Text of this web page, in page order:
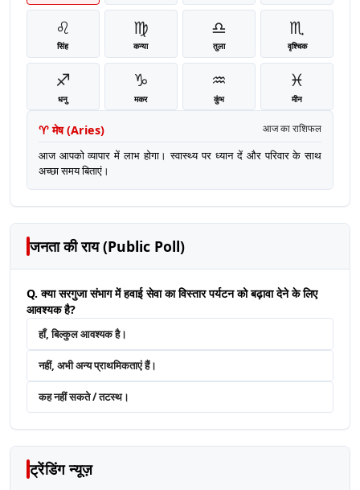
♌
सिंह
♍
कन्या
♎
तुला
♏
वृश्चिक
♐
धनु
♑
मकर
♒
कुंभ
♓
मीन
♈ मेष(Aries) आज का राशिफल
आज आपको व्यापार में लाभ होगा। स्वास्थ्य पर ध्यान दें और परिवार के साथ
अच्छा समय बिताएं।
जनता की राय (Public Poll)
Q. क्या सरगुजा संभाग में हवाई सेवा का विस्तार पर्यटन को बढ़ावा देने के लिए
आवश्यक है?
हाँ, बिल्कुल आवश्यक है।
नहीं, अभी अन्य प्राथमिकताएं हैं।
कह नहीं सकते / तटस्थ।
ट्रेंडिंग न्यूज़